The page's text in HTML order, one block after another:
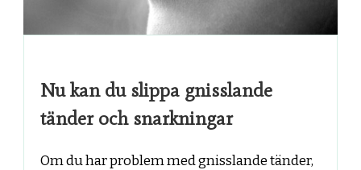
Nu kan du slippa gnisslande
tänder och snarkningar
Om du har problem med gnisslande tänder,